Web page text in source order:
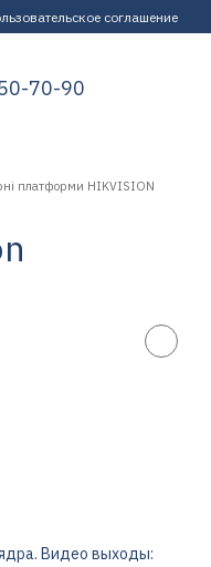
соглашение
70-90
платформи HIKVISION
Видео выходы: